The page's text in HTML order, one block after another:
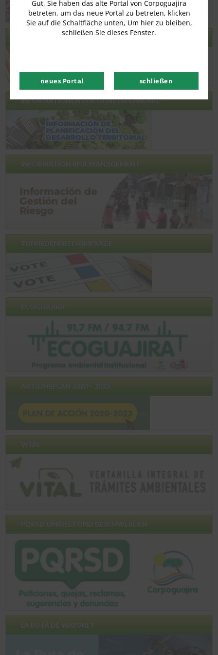
ACU – ALTSPEISEÖL
INFORMATIONEN ZUR GEBIETSPLANUNG
INFORMATION RISK MANAGEMENT
ZUFRIEDENHEITSUMFRAGE
ECOGUAJIRA
AKTIONSPLAN 2020 – 2023
VITAL
PQRSD UMWELT UND BESCHWERDEN
LA RUTA DE WAYUREY
Gut, Sie haben das alte Portal von Corpoguajira
betreten, um das neue Portal zu betreten, klicken
Sie auf die Schaltfläche unten, Um hier zu bleiben,
schließen Sie dieses Fenster.
neues Portal schließen